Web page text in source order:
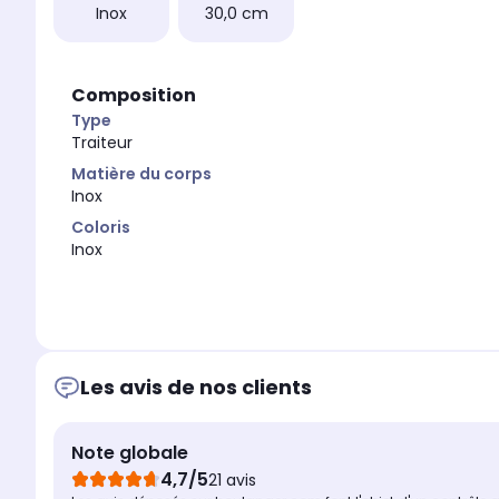
Inox
30,0 cm
Composition
Type
Traiteur
Matière du corps
Inox
Coloris
Inox
Les avis de nos clients
Note globale
4,7/521 avis